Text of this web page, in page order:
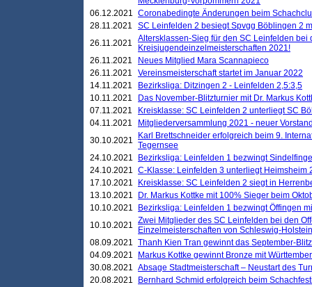
06.12.2021 Coronabedingte Änderungen beim
28.11.2021
SC Leinfelden 2 besiegt Spvgg Böblingen 2
26.11.2021
Altersklassen-Sieg für den SC Leinfelden bei
Kreisjugendeinzelmeisterschaften 2021!
26.11.2021
Neues Mitglied Mara Scannapieco
26.11.2021
Vereinsmeisterschaft startet im Januar 2022
14.11.2021
Bezirksliga: Ditzingen 2 - Leinfelden 2,5:3,5
10.11.2021
Das November-Blitzturnier mit Dr. Markus
07.11.2021
Kreisklasse: SC Leinfelden 2 unterliegt SC
04.11.2021
Mitgliederversammlung 2021 - neuer
30.10.2021
Karl Brettschneider erfolgreich beim 9.
Tegernsee
24.10.2021
Bezirksliga: Leinfelden 1 bezwingt
24.10.2021 C-Klasse: Leinfelden 3 unterliegt Heimsheim
17.10.2021
Kreisklasse: SC Leinfelden 2 siegt in
13.10.2021
Dr. Markus Kottke mit 100% Sieger beim
10.10.2021
Bezirksliga: Leinfelden 1 bezwingt Öffingen
10.10.2021 Zwei Mitglieder des SC Leinfelden bei den
Einzelmeisterschaften von Schleswig-
08.09.2021 Thanh Kien Tran gewinnt das September-
04.09.2021
Markus Kottke gewinnt Bronze mit
30.08.2021 Absage Stadtmeisterschaft – Neustart des
20.08.2021
Bernhard Schmid erfolgreich beim